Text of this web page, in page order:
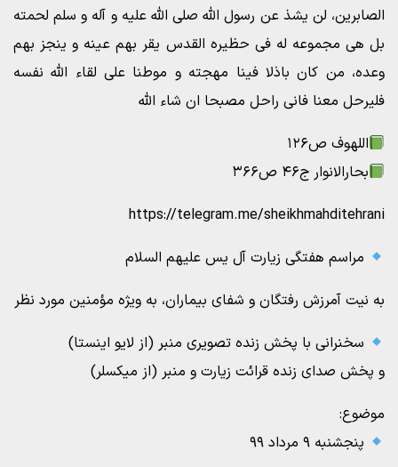
الصابرین، لن یشذ عن رسول الله صلی الله علیه و آله و سلم لحمته
بل هی مجموعه له فی حظیره القدس یقر بهم عینه و ینجز بهم
وعده، من کان باذلا فینا مهجته و موطنا علی لقاء الله نفسه
فلیرحل معنا فانی راحل مصبحا ان شاء الله
اللهوف ص۱۲۶
بحارالانوار ج۴۶ ص۳۶۶
https://telegram.me/sheikhmahditehrani
مراسم هفتگی زیارت آل یس علیهم السلام
به نیت آمرزش رفتگان و شفای بیماران، به ویژه مؤمنین مورد نظر
سخنرانی با پخش زنده تصویری منبر (از لایو اینستا)
و پخش صدای زنده قرائت زیارت و منبر (از میکسلر)
موضوع:
پنجشنبه ۹ مرداد ۹۹